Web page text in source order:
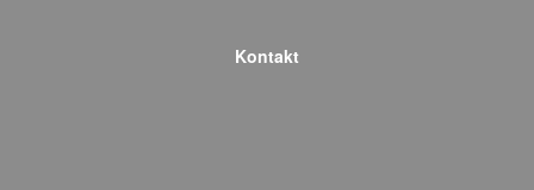
Kontakt